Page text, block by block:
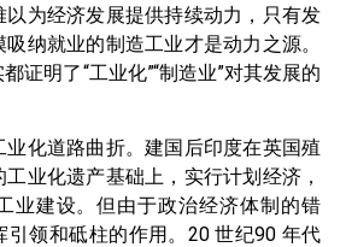
以为经济发展提供持续动力，只有发
纳就业的制造工业才是动力之源。
证明了“工业化”“制造业”对其发展的
业化道路曲折。建国后印度在英国殖
业化遗产基础上，实行计划经济，
业建设。但由于政治经济体制的错
引领和砥柱的作用。20 世纪90 年代